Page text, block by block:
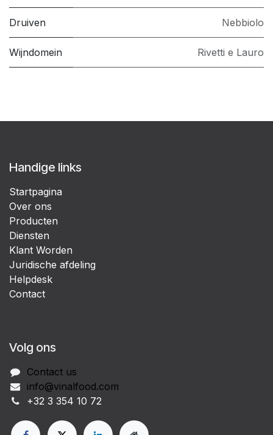
Druiven Nebbiolo
Wijndomein Rivetti e Lauro
Handige links
Startpagina
Over ons
Producten
Diensten
Klant Worden
Juridische afdeling
Helpdesk
Contact
Volg ons
Contact us
info@vinalfood.com
+32 3 354 10 72